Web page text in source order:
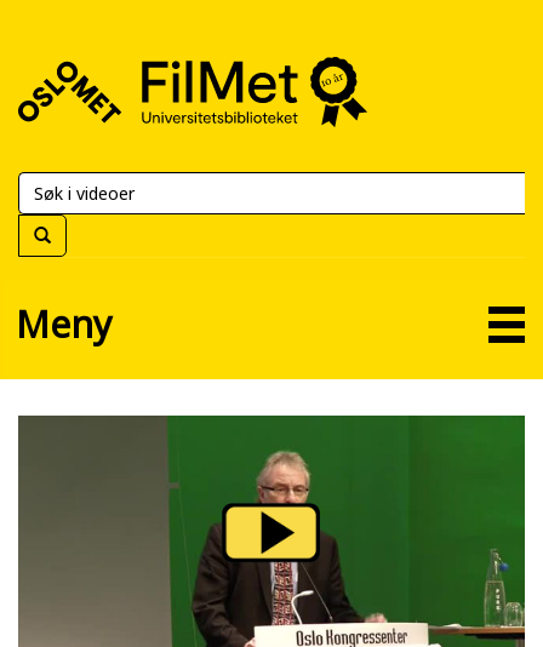
FilMet
Universitetsbiblioteket
Meny